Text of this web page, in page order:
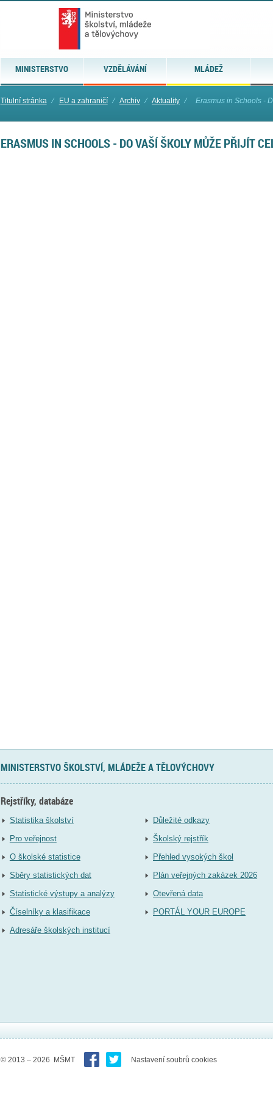
MINISTERSTVO VZDĚLÁVÁNÍ MLÁDEŽ
Titulní stránka ⁄ EU a zahraničí ⁄ Archiv ⁄ Aktuality ⁄ Erasmus in Schools -
ERASMUS IN SCHOOLS - DO VAŠÍ ŠKOLY MŮŽE PŘIJÍT
MINISTERSTVO ŠKOLSTVÍ, MLÁDEŽE A TĚLOVÝCHOVY
Rejstříky, databáze
Statistika školství
Pro veřejnost
O školské statistice
Sběry statistických dat
Statistické výstupy a analýzy
Číselníky a klasifikace
Adresáře školských institucí
Důležité odkazy
Školský rejstřík
Přehled vysokých škol
Plán veřejných zakázek 2026
Otevřená data
PORTÁL YOUR EUROPE
© 2013 – 2026 MŠMT Nastavení soubrů cookies